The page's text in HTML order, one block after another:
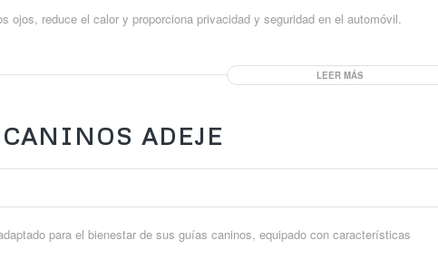
ojos, reduce el calor y proporciona privacidad y seguridad en el automóvil.
LEER MÁS
ADEJE
para el bienestar de sus guías caninos, equipado con características